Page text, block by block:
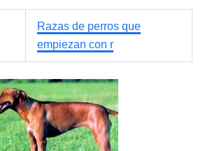
Razas de perros que
empiezan con r